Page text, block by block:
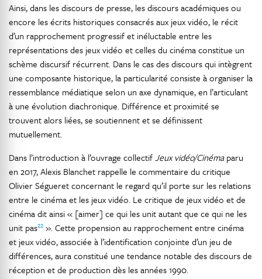
Ainsi, dans les discours de presse, les discours académiques ou
encore les écrits historiques consacrés aux jeux vidéo, le récit
d’un rapprochement progressif et inéluctable entre les
représentations des jeux vidéo et celles du cinéma constitue un
schème discursif récurrent. Dans le cas des discours qui intègrent
une composante historique, la particularité consiste à organiser la
ressemblance médiatique selon un axe dynamique, en l’articulant
à une évolution diachronique. Différence et proximité se
trouvent alors liées, se soutiennent et se définissent
mutuellement.
Dans l’introduction à l’ouvrage collectifJeux vidéo/Cinémaparu
en 2017, Alexis Blanchet rappelle le commentaire du critique
Olivier Ségueret concernant le regard qu’il porte sur les relations
entre le cinéma et les jeux vidéo. Le critique de jeux vidéo et de
cinéma dit ainsi « [aimer] ce qui les unit autant que ce qui ne les
unit pas22 ». Cette propension au rapprochement entre cinéma
et jeux vidéo, associée à l’identification conjointe d’un jeu de
différences, aura constitué une tendance notable des discours de
réception et de production dès les années 1990.